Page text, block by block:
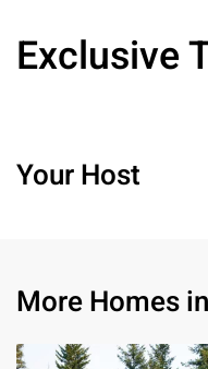
Exclusive
Your Host
More Homes